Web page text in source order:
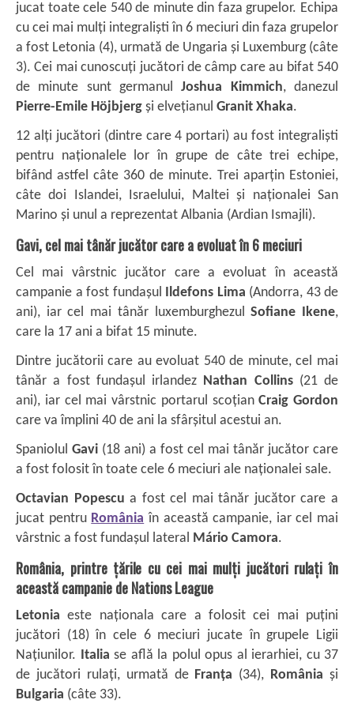
jucat toate cele 540 de minute din faza grupelor. Echipa
cu cei mai mulți integraliști în 6 meciuri din faza grupelor
a fost Letonia (4), urmată de Ungaria și Luxemburg (câte
3). Cei mai cunoscuți jucători de câmp care au bifat 540
de minute sunt germanulJoshua Kimmich, danezul
Pierre-Emile Höjbjerg și elvețianul Granit Xhaka.
12 alți jucători (dintre care 4 portari) au fost integraliști
pentru naționalele lor în grupe de câte trei echipe,
bifând astfel câte 360 de minute. Trei aparțin Estoniei,
câte doi Islandei, Israelului, Maltei și naționalei San
Marino și unul a reprezentat Albania (Ardian Ismajli).
Gavi, cel mai tânăr jucător care a evoluat în 6 meciuri
Cel mai vârstnic jucător care a evoluat în această
campanie a fost fundașul
Ildefons Lima (Andorra, 43 de
ani), iar cel mai tânăr luxemburghezulSofiane Ikene,
care la 17 ani a bifat 15 minute.
Dintre jucătorii care au evoluat 540 de minute, cel mai
tânăr a fost fundașul irlandez Nathan Collins(21 de
ani), iar cel mai vârstnic portarul scoțianCraig Gordon
care va împlini 40 de ani la sfârșitul acestui an.
Spaniolul Gavi (18 ani) a fost cel mai tânăr jucător care
a fost folosit în toate cele 6 meciuri ale naționalei sale.
Octavian Popescu a fost cel mai tânăr jucător care a
jucat pentru România în această campanie, iar cel mai
vârstnic a fost fundașul lateral Mário Camora.
România, printre țările cu cei mai mulți jucători rulați în
această campanie de Nations League
Letonia este naționala care a folosit cei mai puțini
jucători (18) în cele 6 meciuri jucate în grupele Ligii
Națiunilor.
Italia se află la polul opus al ierarhiei, cu 37
de jucători rulați, urmată de Franța (34), România și
Bulgaria (câte 33).